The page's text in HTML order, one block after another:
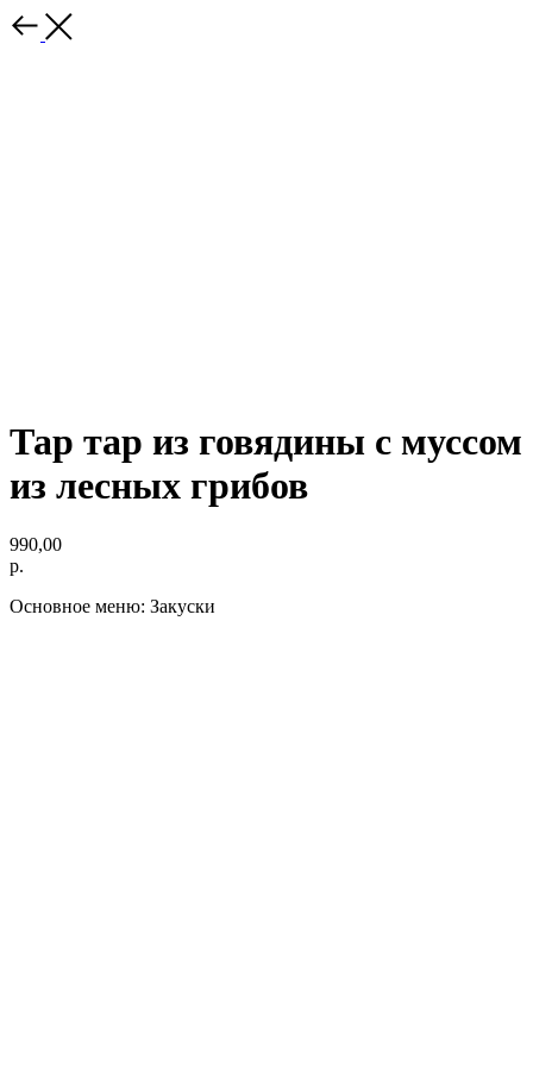
Тар тар из говядины с муссом
из лесных грибов
990,00
р.
Основное меню: Закуски